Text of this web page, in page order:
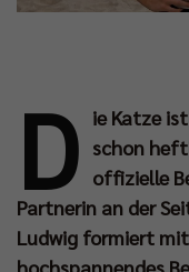
D ie Katze
schon
offizielle
Partnerin an der
Ludwig formiert
hochspannendes